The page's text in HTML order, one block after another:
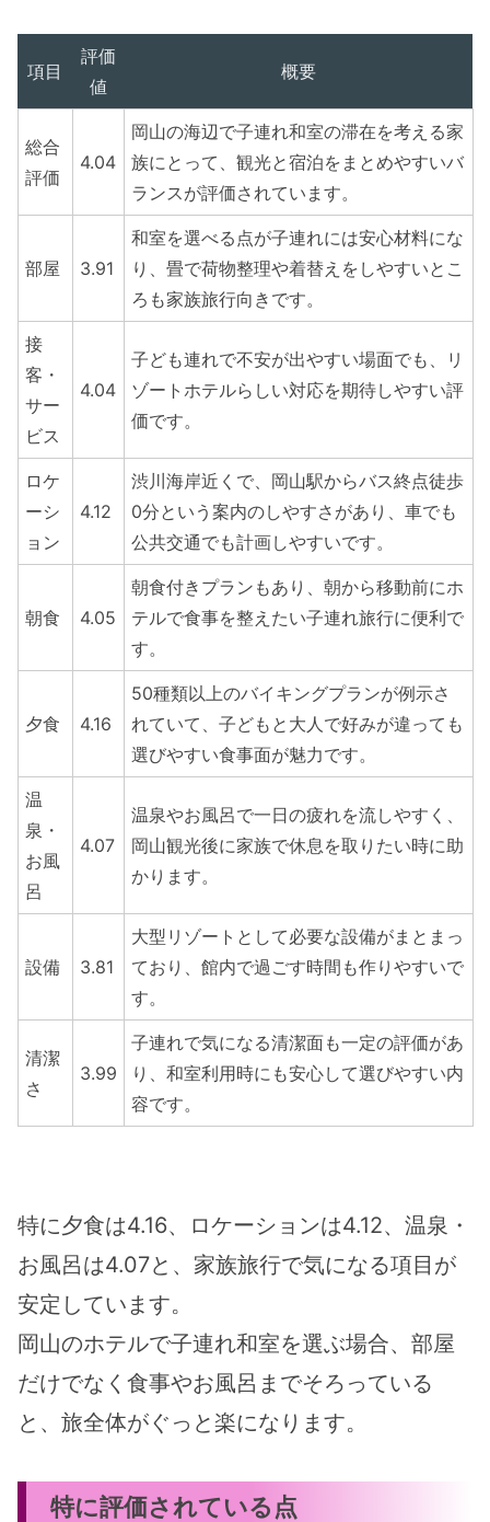
項目
評価
値
概要
総合
評価
4.04
岡山の海辺で子連れ和室の滞在を考える家
族にとって、観光と宿泊をまとめやすいバ
ランスが評価されています。
部屋 3.91
和室を選べる点が子連れには安心材料にな
り、畳で荷物整理や着替えをしやすいとこ
ろも家族旅行向きです。
接
客・
サー
ビス
4.04
子ども連れで不安が出やすい場面でも、リ
ゾートホテルらしい対応を期待しやすい評
価です。
ロケ
ーシ
ョン
4.12
渋川海岸近くで、岡山駅からバス終点徒歩
0分という案内のしやすさがあり、車でも
公共交通でも計画しやすいです。
朝食 4.05
朝食付きプランもあり、朝から移動前にホ
テルで食事を整えたい子連れ旅行に便利で
す。
夕食 4.16
50種類以上のバイキングプランが例示さ
れていて、子どもと大人で好みが違っても
選びやすい食事面が魅力です。
温
泉・
お風
呂
4.07
温泉やお風呂で一日の疲れを流しやすく、
岡山観光後に家族で休息を取りたい時に助
かります。
設備 3.81
大型リゾートとして必要な設備がまとまっ
ており、館内で過ごす時間も作りやすいで
す。
清潔
さ
3.99
子連れで気になる清潔面も一定の評価があ
り、和室利用時にも安心して選びやすい内
容です。
特に夕食は4.16、ロケーションは4.12、温泉・
お風呂は4.07と、家族旅行で気になる項目が
安定しています。
岡山のホテルで子連れ和室を選ぶ場合、部屋
だけでなく食事やお風呂までそろっている
と、旅全体がぐっと楽になります。
特に評価されている点